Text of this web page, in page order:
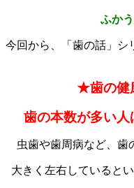
ふか
今回から、「歯の話」シ
★歯の健
歯の本数が多い人
虫歯や歯周病など、歯
大きく左右していると